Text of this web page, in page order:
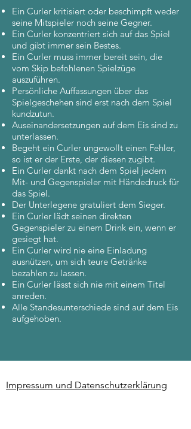
Ein Curler kritisiert oder beschimpft weder
seine Mitspieler noch seine Gegner.
Ein Curler konzentriert sich auf das Spiel
und gibt immer sein Bestes.
Ein Curler muss immer bereit sein, die
vom Skip befohlenen Spielzüge
auszuführen.
Persönliche Auffassungen über das
Spielgeschehen sind erst nach dem Spiel
kundzutun.
Auseinandersetzungen auf dem Eis sind zu
unterlassen.
Begeht ein Curler ungewollt einen Fehler,
so ist er der Erste, der diesen zugibt.
Ein Curler dankt nach dem Spiel jedem
Mit- und Gegenspieler mit Händedruck für
das Spiel.
Der Unterlegene gratuliert dem Sieger.
Ein Curler lädt seinen direkten
Gegenspieler zu einem Drink ein, wenn er
gesiegt hat.
Ein Curler wird nie eine Einladung
ausnützen, um sich teure Getränke
bezahlen zu lassen.
Ein Curler lässt sich nie mit einem Titel
anreden.
Alle Standesunterschiede sind auf dem Eis
aufgehoben.
Impressum und Datenschutzerklärung